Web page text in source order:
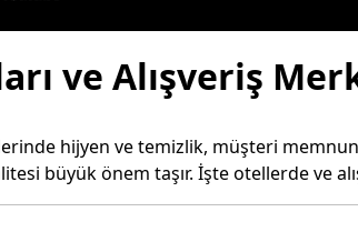
ve Alışveriş
hijyen ve temizlik, müşteri
büyük önem taşır. İşte otellerde ve